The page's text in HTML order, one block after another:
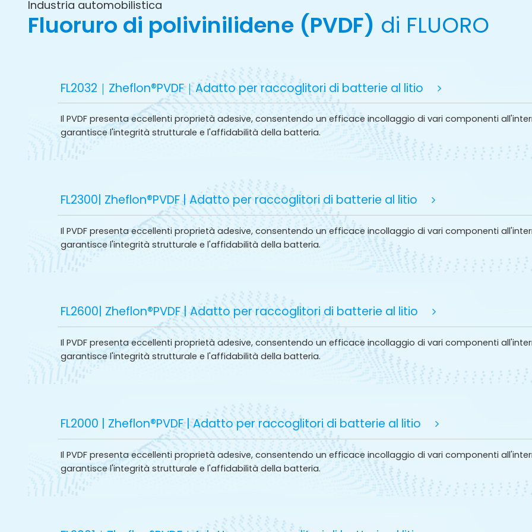
particolarmente adatto per batterie al litio di
potenza, soddisfacendo così le esigenze
particolarmente adatto per batterie al litio di
potenza, soddisfacendo così le esigenze
Industria automobilistica
Fluoruro di polivinilidene (PVDF) di FLUORO
FL2032｜Zheflon®PVDF｜Adatto per raccoglitori di batterie al litio
Il PVDF presenta eccellenti proprietà adesive, consentendo un efficace incollaggio di vari componenti
garantisce l'integrità strutturale e l'affidabilità della batteria.
FL2300| Zheflon®PVDF | Adatto per raccoglitori di batterie al litio
Il PVDF presenta eccellenti proprietà adesive, consentendo un efficace incollaggio di vari componenti
garantisce l'integrità strutturale e l'affidabilità della batteria.
FL2600| Zheflon®PVDF | Adatto per raccoglitori di batterie al litio
Il PVDF presenta eccellenti proprietà adesive, consentendo un efficace incollaggio di vari componenti
garantisce l'integrità strutturale e l'affidabilità della batteria.
FL2000 | Zheflon®PVDF | Adatto per raccoglitori di batterie al litio
Il PVDF presenta eccellenti proprietà adesive, consentendo un efficace incollaggio di vari componenti
garantisce l'integrità strutturale e l'affidabilità della batteria.